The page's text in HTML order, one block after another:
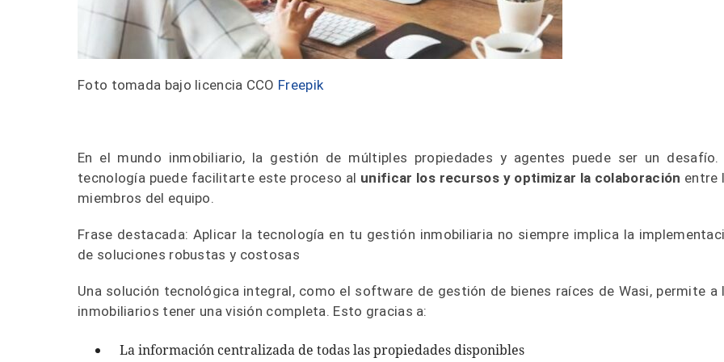
Foto tomada bajo licencia CCO Freepik
En el mundo inmobiliario, la gestión de múltiples propiedades y agentes puede ser un desafío.
tecnología puede facilitarte este proceso al unificar los recursos y optimizar la colaboración entre
miembros del equipo.
Frase destacada: Aplicar la tecnología en tu gestión inmobiliaria no siempre implica la
de soluciones robustas y costosas
Una solución tecnológica integral, como el software de gestión de bienes raíces de Wasi, permite a
inmobiliarios tener una visión completa. Esto gracias a:
La información centralizada de todas las propiedades disponibles